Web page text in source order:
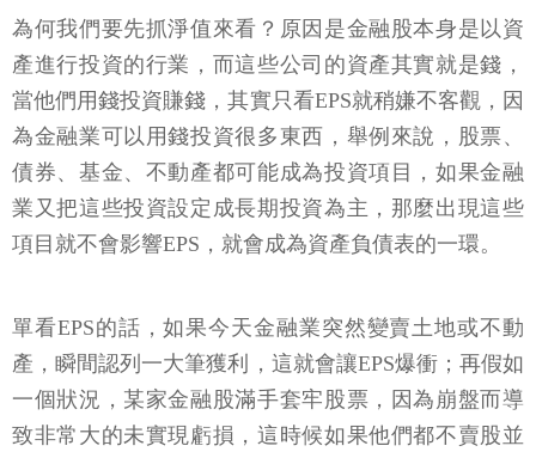
為何我們要先抓淨值來看？原因是金融股本身是以資
產進行投資的行業，而這些公司的資產其實就是錢，
當他們用錢投資賺錢，其實只看EPS就稍嫌不客觀，因
為金融業可以用錢投資很多東西，舉例來說，股票、
債券、基金、不動產都可能成為投資項目，如果金融
業又把這些投資設定成長期投資為主，那麼出現這些
項目就不會影響EPS，就會成為資產負債表的一環。
單看EPS的話，如果今天金融業突然變賣土地或不動
產，瞬間認列一大筆獲利，這就會讓EPS爆衝；再假如
一個狀況，某家金融股滿手套牢股票，因為崩盤而導
致非常大的未實現虧損，這時候如果他們都不賣股並